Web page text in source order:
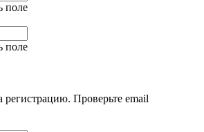
поле
поле
регистрацию. Проверьте email